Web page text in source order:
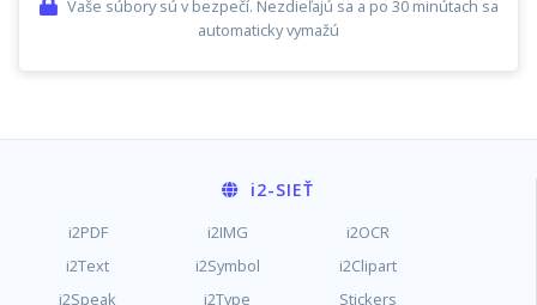
Vaše súbory sú v bezpečí. Nezdieľajú sa a po 30 minútach sa
automaticky vymažú
i2-SIEŤ
i2PDF i2IMG
i2OCR
i2Text
i2Symbol
i2Clipart
i2Speak
i2Type Stickers